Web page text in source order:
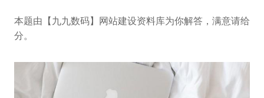
本题由【九九数码】网站建设资料库为你解答，满意请给
分。